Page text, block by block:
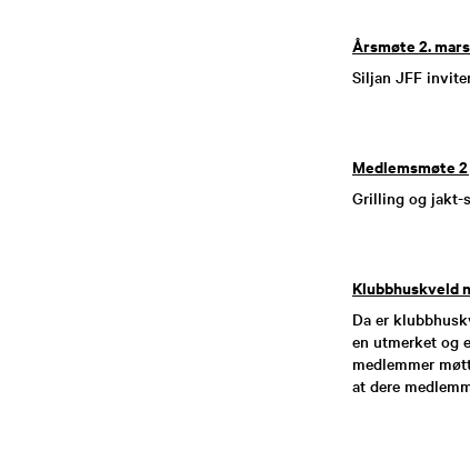
Årsmøte 2.
Siljan JFF
Medlemsmøte
Grilling og jakt-
Klubbhuskveld
Da er
en utmerket og
medlemmer
at dere